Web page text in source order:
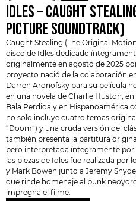
IDLES – CAUGHT
PICTURE SOUNDTRACK)
Caught Stealing (The Original
disco de Idles dedicado
originalmente en agosto de 2025
proyecto nació de la colaboración
Darren Aronofsky para su película
en una novela de Charlie Huston ,
Bala Perdida y en Hispanoamérica
no solo incluye cuatro temas
“Doom”) y una cruda versión del
también presenta la partitura
pero interpretada íntegramente
las piezas de Idles fue realizada
y Mark Bowen junto a Jeremy
que rinde homenaje al punk
impregna el filme.